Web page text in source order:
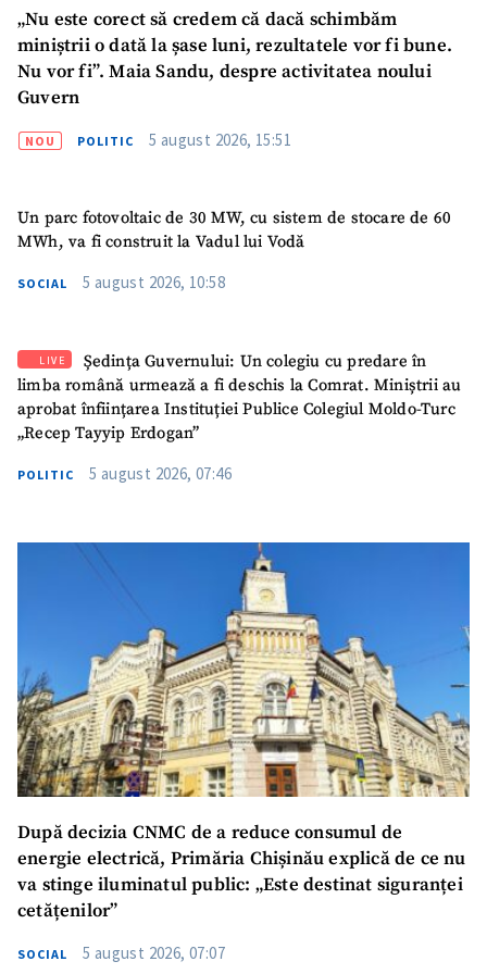
„Nu este corect să credem că dacă schimbăm
miniștrii o dată la șase luni, rezultatele vor fi bune.
Nu vor fi”. Maia Sandu, despre activitatea noului
Guvern
NOU POLITIC 5 august 2026, 15:51
Un parc fotovoltaic de 30 MW, cu sistem de stocare de 60
MWh, va fi construit la Vadul lui Vodă
SOCIAL 5 august 2026, 10:58
LIVE
Ședința Guvernului: Un colegiu cu predare în
limba română urmează a fi deschis la Comrat. Miniștrii au
aprobat înființarea Instituției Publice Colegiul Moldo-Turc
„Recep Tayyip Erdogan”
POLITIC 5 august 2026, 07:46
După decizia CNMC de a reduce consumul de
energie electrică, Primăria Chișinău explică de ce nu
va stinge iluminatul public: „Este destinat siguranței
cetățenilor”
SOCIAL 5 august 2026, 07:07